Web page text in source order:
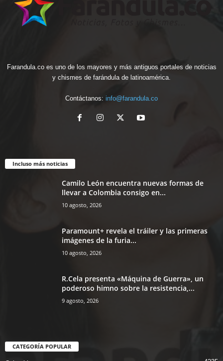
Farandula.co es uno de los mayores y más antiguos portales de noticias
y chismes de farándula de latinoamérica.
Contáctanos: info@farandula.co
Incluso más noticias
Camilo León encuentra nuevas formas de
llevar a Colombia consigo en...
10 agosto, 2026
Paramount+ revela el tráiler y las primeras
imágenes de la furia...
10 agosto, 2026
R.Cela presenta «Máquina de Guerra», un
poderoso himno sobre la resistencia,...
9 agosto, 2026
CATEGORÍA POPULAR